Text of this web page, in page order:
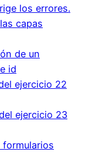
los errores.
capas
de un
id
ejercicio 22
ejercicio 23
formularios